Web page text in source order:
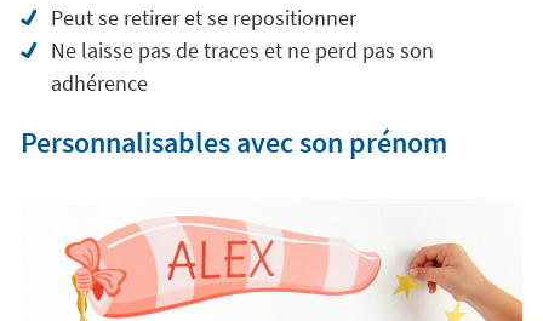
Peut se retirer et se repositionner
Ne laisse pas de traces et ne perd pas son
adhérence
Personnalisables avec son prénom